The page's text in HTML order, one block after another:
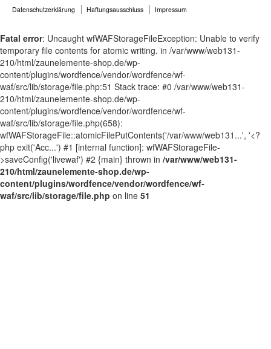
Datenschutzerklärung
Haftungsausschluss Impressum
Fatal error: Uncaught wfWAFStorageFileException: Unable to verify
temporary file contents for atomic writing. in /var/www/web131-
210/html/zaunelemente-shop.de/wp-
content/plugins/wordfence/vendor/wordfence/wf-
waf/src/lib/storage/file.php:51 Stack trace: #0 /var/www/web131-
210/html/zaunelemente-shop.de/wp-
content/plugins/wordfence/vendor/wordfence/wf-
waf/src/lib/storage/file.php(658):
wfWAFStorageFile::atomicFilePutContents('/var/www/web131...', '<?
php exit('Acc...') #1 [internal function]: wfWAFStorageFile-
>saveConfig('livewaf') #2 {main} thrown in /var/www/web131-
210/html/zaunelemente-shop.de/wp-
content/plugins/wordfence/vendor/wordfence/wf-
waf/src/lib/storage/file.php on line 51